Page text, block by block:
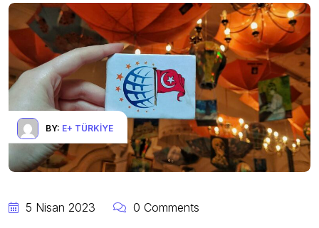
BY: E+ TÜRKIYE
5 Nisan 2023 0 Comments